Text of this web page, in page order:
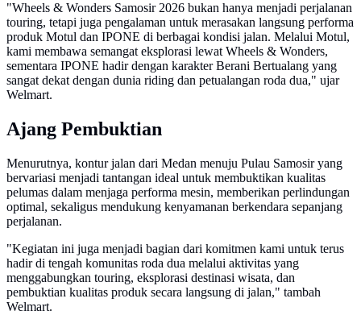
"Wheels & Wonders Samosir 2026 bukan hanya menjadi perjalanan
touring, tetapi juga pengalaman untuk merasakan langsung performa
produk Motul dan IPONE di berbagai kondisi jalan. Melalui Motul,
kami membawa semangat eksplorasi lewat Wheels & Wonders,
sementara IPONE hadir dengan karakter Berani Bertualang yang
sangat dekat dengan dunia riding dan petualangan roda dua," ujar
Welmart.
Ajang Pembuktian
Menurutnya, kontur jalan dari Medan menuju Pulau Samosir yang
bervariasi menjadi tantangan ideal untuk membuktikan kualitas
pelumas dalam menjaga performa mesin, memberikan perlindungan
optimal, sekaligus mendukung kenyamanan berkendara sepanjang
perjalanan.
"Kegiatan ini juga menjadi bagian dari komitmen kami untuk terus
hadir di tengah komunitas roda dua melalui aktivitas yang
menggabungkan touring, eksplorasi destinasi wisata, dan
pembuktian kualitas produk secara langsung di jalan," tambah
Welmart.